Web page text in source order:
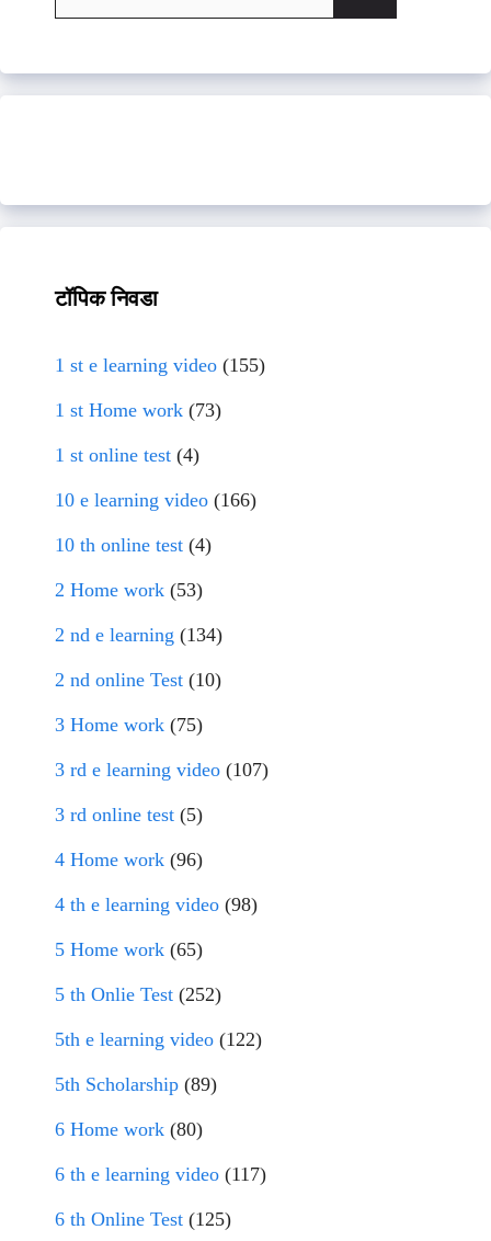
for:
टॉपिक निवडा
1 st e learning video (155)
1 st Home work (73)
1 st online test (4)
10 e learning video (166)
10 th online test (4)
2 Home work (53)
2 nd e learning (134)
2 nd online Test (10)
3 Home work (75)
3 rd e learning video (107)
3 rd online test (5)
4 Home work (96)
4 th e learning video (98)
5 Home work (65)
5 th Onlie Test (252)
5th e learning video (122)
5th Scholarship (89)
6 Home work (80)
6 th e learning video (117)
6 th Online Test (125)